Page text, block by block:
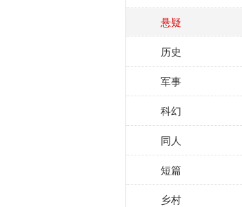
悬疑
历史
军事
科幻
同人
短篇
乡村